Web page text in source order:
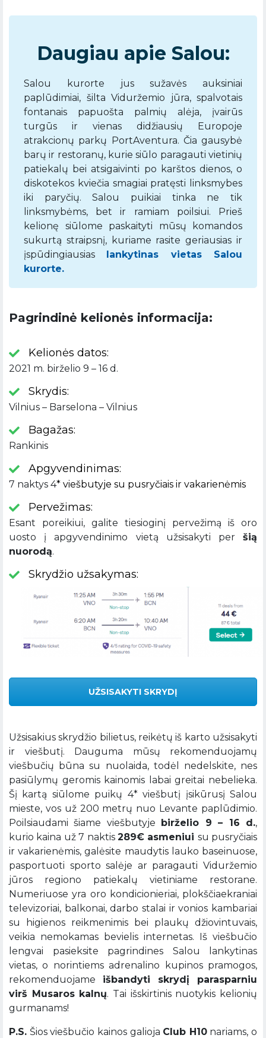
Daugiau apie Salou:
Salou kurorte jus sužavės auksiniai
paplūdimiai, šilta Viduržemio jūra, spalvotais
fontanais papuošta palmių alėja, įvairūs
turgūs ir vienas didžiausių Europoje
atrakcionų parkų PortAventura. Čia gausybė
barų ir restoranų, kurie siūlo paragauti vietinių
patiekalų bei atsigaivinti po karštos dienos, o
diskotekos kviečia smagiai pratęsti linksmybes
iki paryčių. Salou puikiai tinka ne tik
linksmybėms, bet ir ramiam poilsiui. Prieš
kelionę siūlome paskaityti mūsų komandos
sukurtą straipsnį, kuriame rasite geriausias ir
įspūdingiausias lankytinas vietas Salou
kurorte.
Pagrindinė kelionės informacija:
Kelionės datos:
2021 m. birželio 9 – 16 d.
Skrydis:
Vilnius – Barselona – Vilnius
Bagažas:
Rankinis
Apgyvendinimas:
7 naktys 4* viešbutyje su pusryčiais ir vakarienėmis
Pervežimas:
Esant poreikiui, galite tiesioginį pervežimą iš oro
uosto į apgyvendinimo vietą užsisakyti per šią
nuorodą.
Skrydžio užsakymas:
UŽSISAKYTI SKRYDĮ
Užsisakius skrydžio bilietus, reikėtų iš karto užsisakyti
ir viešbutį. Dauguma mūsų rekomenduojamų
viešbučių būna su nuolaida, todėl nedelskite, nes
pasiūlymų geromis kainomis labai greitai nebelieka.
Šį kartą siūlome puikų 4* viešbutį įsikūrusį Salou
mieste, vos už 200 metrų nuo Levante paplūdimio.
Poilsiaudami šiame viešbutyje
birželio 9 – 16 d.,
kurio kaina už 7 naktis 289€ asmeniui su pusryčiais
ir vakarienėmis, galėsite maudytis lauko baseinuose,
pasportuoti sporto salėje ar paragauti Viduržemio
jūros regiono patiekalų vietiniame restorane.
Numeriuose yra oro kondicionieriai, plokščiaekraniai
televizoriai, balkonai, darbo stalai ir vonios kambariai
su higienos reikmenimis bei plaukų džiovintuvais,
veikia nemokamas bevielis internetas. Iš viešbučio
lengvai pasieksite pagrindines Salou lankytinas
vietas, o norintiems adrenalino kupinos pramogos,
rekomenduojame išbandyti skrydį parasparniu
virš Musaros kalnų. Tai išskirtinis nuotykis kelionių
gurmanams!
P.S. Šios viešbučio kainos galioja Club H10nariams, o